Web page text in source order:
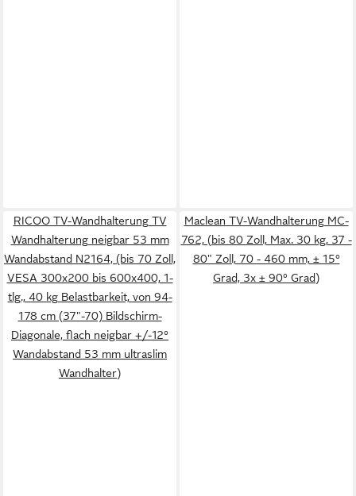
RICOO TV-Wandhalterung TV
Wandhalterung neigbar 53 mm
Wandabstand N2164, (bis 70 Zoll,
VESA 300x200 bis 600x400, 1-
tlg., 40 kg Belastbarkeit, von 94-
178 cm (37"-70) Bildschirm-
Diagonale, flach neigbar +/-12°
Wandabstand 53 mm ultraslim
Wandhalter)
Maclean TV-Wandhalterung MC-
762, (bis 80 Zoll, Max. 30 kg, 37 -
80" Zoll, 70 - 460 mm, ± 15°
Grad, 3x ± 90° Grad)